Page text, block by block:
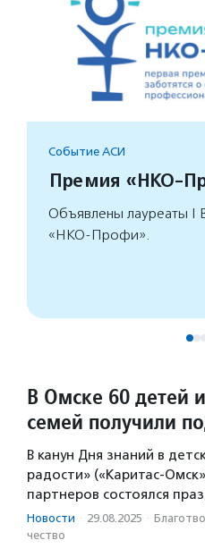
Событие АСИ
Премия «НКО-
Объявлены лауреаты I
«НКО-Профи».
В Омске 60 детей
семей получили
В канун Дня знаний в
радости» («Каритас-
партнеров состоялся
Новости · 29.08.2025 ·
чест­во